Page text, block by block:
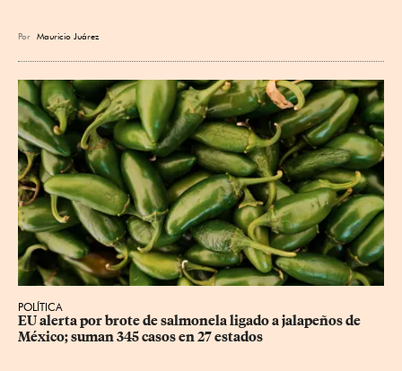
Por Mauricio Juárez
POLÍTICA
EU alerta por brote de salmonela ligado a jalapeños de
México; suman 345 casos en 27 estados